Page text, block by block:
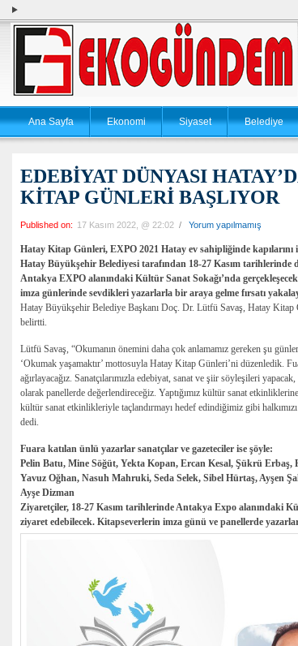
Ana Sayfa Ekonomi Siyaset Belediye
EDEBİYAT DÜNYASI
KİTAP GÜNLERİ BAŞLIYOR
Published on: 17 Kasım 2022, @ 22:02 / Yorum yapılmamış
Hatay Kitap Günleri, EXPO 2021 Hatay ev sahipliğinde kapılarını
Hatay Büyükşehir Belediyesi tarafından 18-27 Kasım tarihlerinde
Antakya EXPO alanındaki Kültür Sanat Sokağı’nda
imza günlerinde sevdikleri yazarlarla bir araya gelme fırsatı
Hatay Büyükşehir Belediye Başkanı Doç. Dr. Lütfü Savaş, Hatay Kitap
belirtti.
Lütfü Savaş, “Okumanın önemini daha çok anlamamız gereken şu
‘Okumak yaşamaktır’ mottosuyla Hatay Kitap Günleri’ni düzenledik.
ağırlayacağız. Sanatçılarımızla edebiyat, sanat ve şiir söyleşileri
olarak panellerde değerlendireceğiz. Yaptığımız kültür sanat
kültür sanat etkinlikleriyle taçlandırmayı hedef edindiğimiz gibi
dedi.
Fuara katılan ünlü yazarlar sanatçılar ve gazeteciler ise şöyle:
Pelin Batu, Mine Söğüt, Yekta Kopan, Ercan Kesal, Şükrü
Yavuz Oğhan, Nasuh Mahruki, Seda Selek, Sibel Hürtaş, Ayşen
Ayşe Dizman
Ziyaretçiler, 18-27 Kasım tarihlerinde Antakya Expo alanındaki
ziyaret edebilecek. Kitapseverlerin imza günü ve panellerde